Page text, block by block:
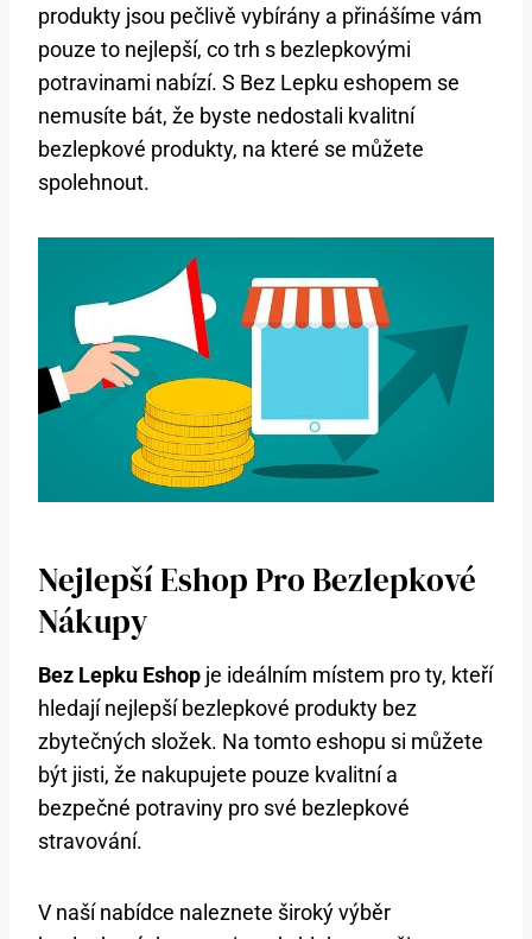
produkty jsou pečlivě vybírány a přinášíme vám
pouze to nejlepší, co trh s bezlepkovými
potravinami nabízí. S Bez Lepku eshopem se
nemusíte bát, že byste nedostali kvalitní
bezlepkové produkty, na které se můžete
spolehnout.
Nejlepší Eshop Pro Bezlepkové
Nákupy
Bez Lepku Eshop je ideálním místem pro ty, kteří
hledají nejlepší bezlepkové produkty bez
zbytečných složek. Na tomto eshopu si můžete
být jisti, že nakupujete pouze kvalitní a
bezpečné potraviny pro své bezlepkové
stravování.
V naší nabídce naleznete široký výběr